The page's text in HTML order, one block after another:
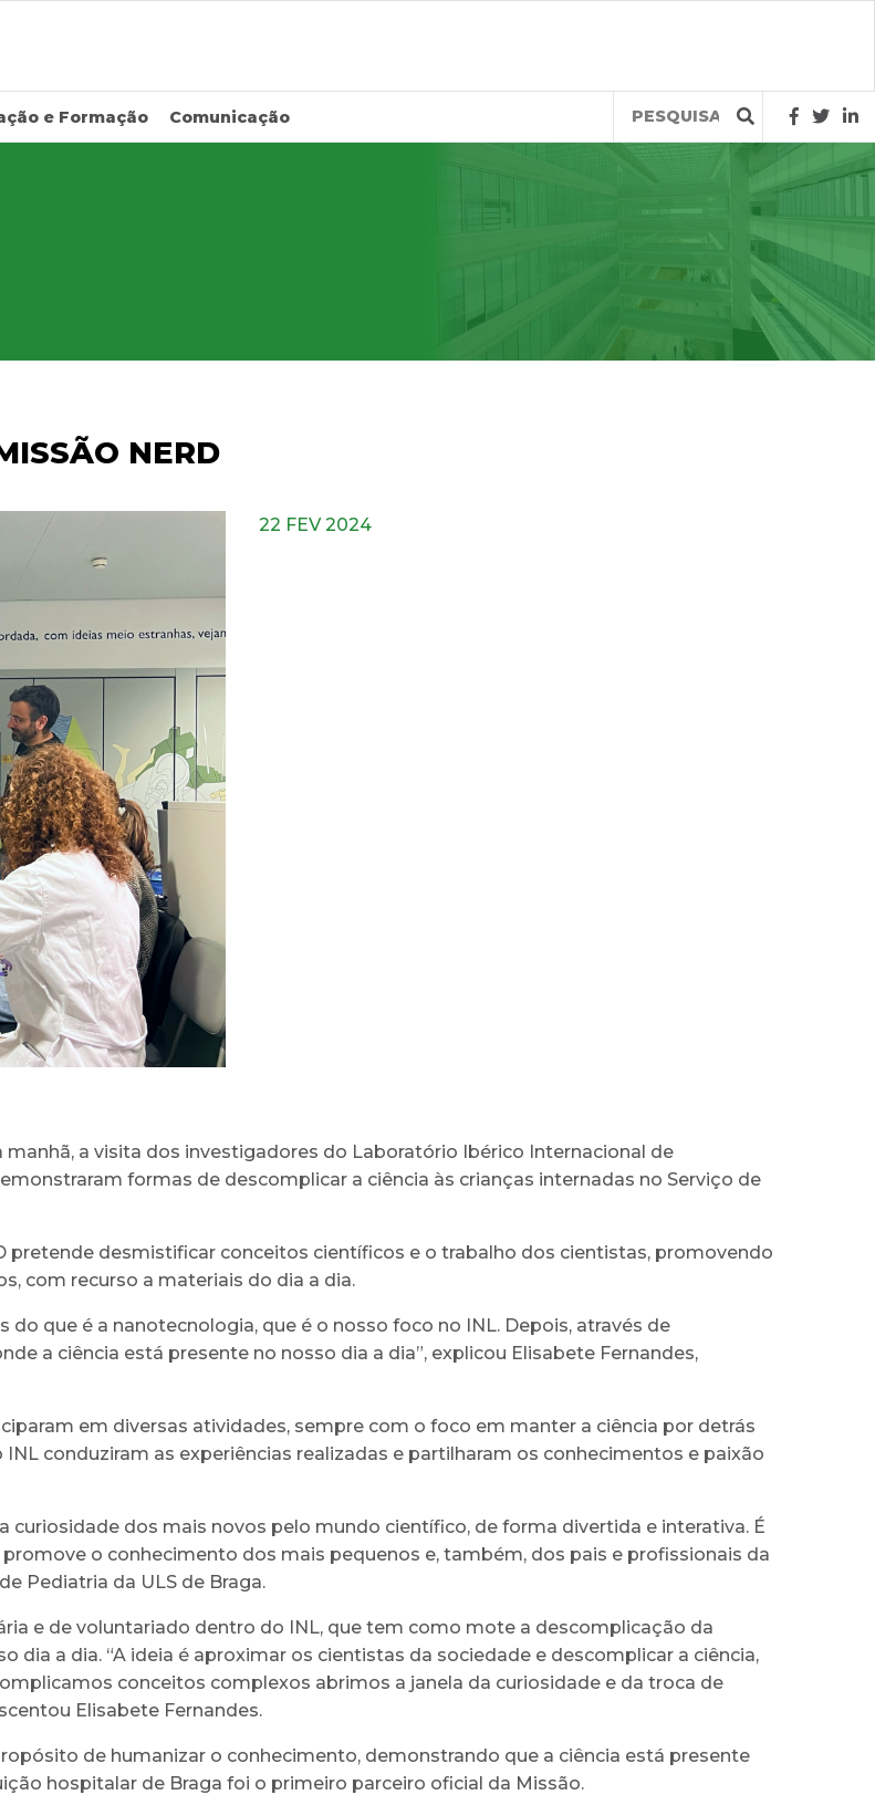
e Formação Comunicação
Query
NERD
22 FEV 2024
a visita dos investigadores do Laboratório Ibérico Internacional de
formas de descomplicar a ciência às crianças internadas no Serviço de
pretende desmistificar conceitos científicos e o trabalho dos cientistas, promovendo
com recurso a materiais do dia a dia.
que é a nanotecnologia, que é o nosso foco no INL. Depois, através de
a ciência está presente no nosso dia a dia”, explicou Elisabete Fernandes,
em diversas atividades, sempre com o foco em manter a ciência por detrás
conduziram as experiências realizadas e partilharam os conhecimentos e paixão
curiosidade dos mais novos pelo mundo científico, de forma divertida e interativa. É
o conhecimento dos mais pequenos e, também, dos pais e profissionais da
Pediatria da ULS de Braga.
e de voluntariado dentro do INL, que tem como mote a descomplicação da
a dia. “A ideia é aproximar os cientistas da sociedade e descomplicar a ciência,
conceitos complexos abrimos a janela da curiosidade e da troca de
Elisabete Fernandes.
de humanizar o conhecimento, demonstrando que a ciência está presente
hospitalar de Braga foi o primeiro parceiro oficial da Missão.